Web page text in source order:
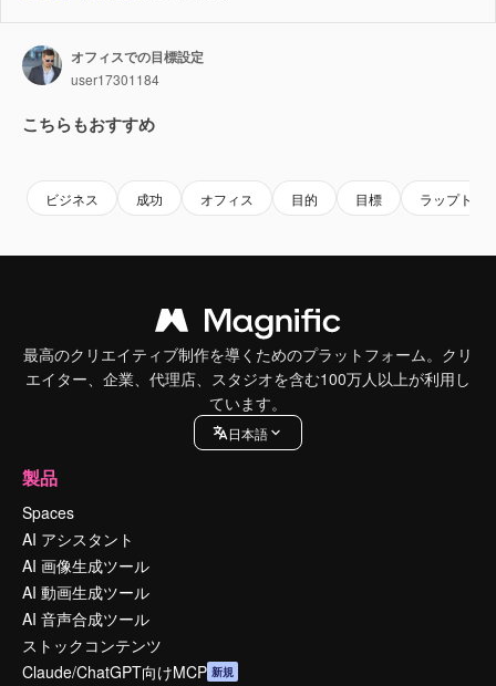
オフィスでの目標設定
user17301184
こちらもおすすめ
ビジネス 成功 オフィス 目的 目標 ラップトッ
最高のクリエイティブ制作を導くためのプラットフォーム。クリ
エイター、企業、代理店、スタジオを含む100万人以上が利用し
ています。
日本語
製品
Spaces
AI アシスタント
AI 画像生成ツール
AI 動画生成ツール
AI 音声合成ツール
ストックコンテンツ
Claude/ChatGPT向けMCP 新規